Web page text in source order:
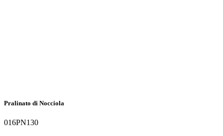
Pralinato di Nocciola
016PN130